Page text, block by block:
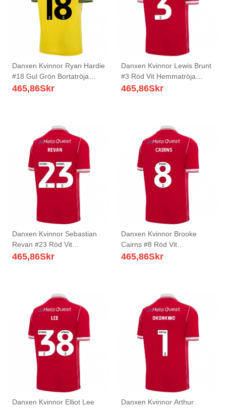
Danxen Kvinnor Ryan Hardie
#18 Gul Grön Bortatröja
Matchtröjor 2025/26 Tröjor
465,86Skr
Danxen Kvinnor Lewis Brunt
#3 Röd Vit Hemmatröja
Matchtröjor 2025/26 Tröjor
465,86Skr
Danxen Kvinnor Sebastian
Revan #23 Röd Vit
Hemmatröja Matchtröjor
465,86Skr
Danxen Kvinnor Brooke
Cairns #8 Röd Vit
Hemmatröja Matchtröjor
465,86Skr
Danxen Kvinnor Elliot Lee
Danxen Kvinnor Arthur